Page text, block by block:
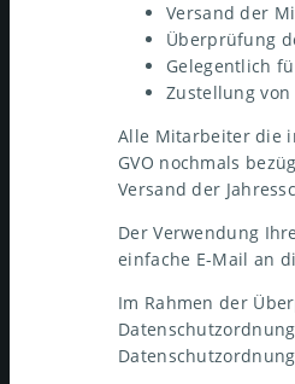
Versand der
Überprüfung
Gelegentlich
Zustellung
Alle Mitarbeiter die
GVO nochmals
Versand der
Der Verwendung
einfache E-Mail an
Im Rahmen der